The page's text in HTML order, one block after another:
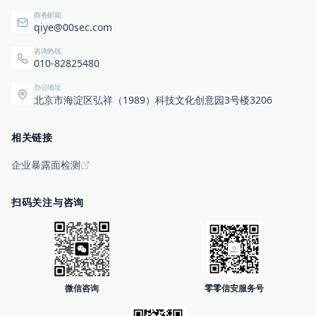
商务邮箱
qiye@00sec.com
咨询热线
010-82825480
办公地址
北京市海淀区弘祥（1989）科技文化创意园3号楼3206
相关链接
企业暴露面检测
扫码关注与咨询
微信咨询 零零信安服务号